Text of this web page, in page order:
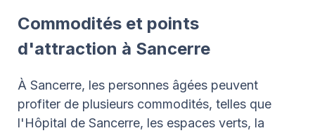
Commodités et points
d'attraction à Sancerre
À Sancerre, les personnes âgées peuvent
profiter de plusieurs commodités, telles que
l'Hôpital de Sancerre, les espaces verts, la